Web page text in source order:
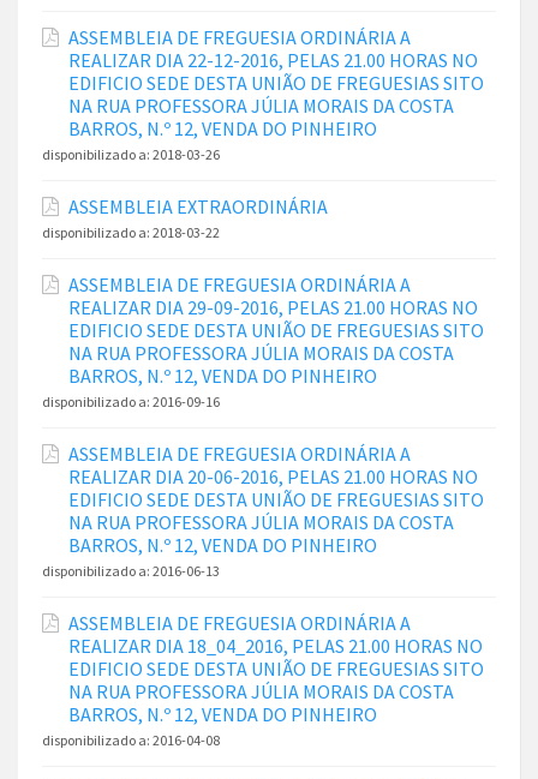
ASSEMBLEIA DE FREGUESIA ORDINÁRIA A
REALIZAR DIA 22-12-2016, PELAS 21.00 HORAS NO
EDIFICIO SEDE DESTA UNIÃO DE FREGUESIAS SITO
NA RUA PROFESSORA JÚLIA MORAIS DA COSTA
BARROS, N.º 12, VENDA DO PINHEIRO
disponibilizado a: 2018-03-26
ASSEMBLEIA EXTRAORDINÁRIA
disponibilizado a: 2018-03-22
ASSEMBLEIA DE FREGUESIA ORDINÁRIA A
REALIZAR DIA 29-09-2016, PELAS 21.00 HORAS NO
EDIFICIO SEDE DESTA UNIÃO DE FREGUESIAS SITO
NA RUA PROFESSORA JÚLIA MORAIS DA COSTA
BARROS, N.º 12, VENDA DO PINHEIRO
disponibilizado a: 2016-09-16
ASSEMBLEIA DE FREGUESIA ORDINÁRIA A
REALIZAR DIA 20-06-2016, PELAS 21.00 HORAS NO
EDIFICIO SEDE DESTA UNIÃO DE FREGUESIAS SITO
NA RUA PROFESSORA JÚLIA MORAIS DA COSTA
BARROS, N.º 12, VENDA DO PINHEIRO
disponibilizado a: 2016-06-13
ASSEMBLEIA DE FREGUESIA ORDINÁRIA A
REALIZAR DIA 18_04_2016, PELAS 21.00 HORAS NO
EDIFICIO SEDE DESTA UNIÃO DE FREGUESIAS SITO
NA RUA PROFESSORA JÚLIA MORAIS DA COSTA
BARROS, N.º 12, VENDA DO PINHEIRO
disponibilizado a: 2016-04-08